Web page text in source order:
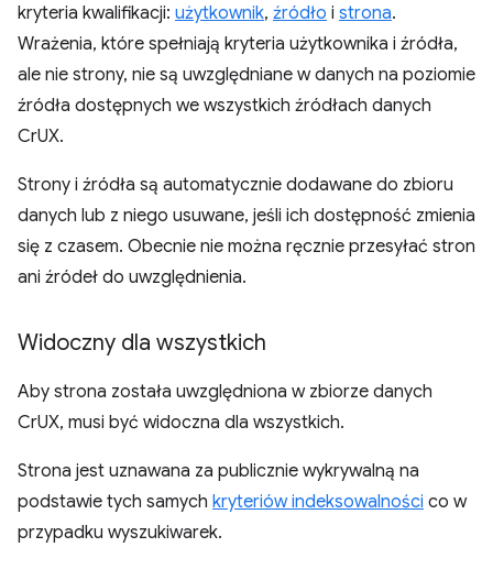
kryteria kwalifikacji: użytkownik, źródło i strona.
Wrażenia, które spełniają kryteria użytkownika i źródła,
ale nie strony, nie są uwzględniane w danych na poziomie
źródła dostępnych we wszystkich źródłach danych
CrUX.
Strony i źródła są automatycznie dodawane do zbioru
danych lub z niego usuwane, jeśli ich dostępność zmienia
się z czasem. Obecnie nie można ręcznie przesyłać stron
ani źródeł do uwzględnienia.
Widoczny dla wszystkich
Aby strona została uwzględniona w zbiorze danych
CrUX, musi być widoczna dla wszystkich.
Strona jest uznawana za publicznie wykrywalną na
podstawie tych samych kryteriów indeksowalności co w
przypadku wyszukiwarek.